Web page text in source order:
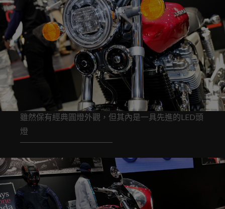
雖然保有經典圓燈外觀，但其內是一具先進的LED頭
燈